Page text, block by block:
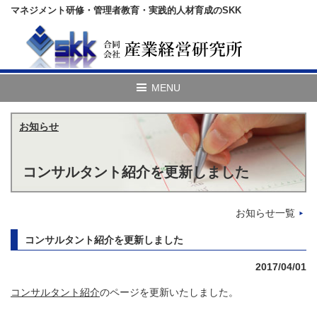
マネジメント研修・管理者教育・実践的人材育成のSKK
お知らせ
コンサルタント紹介を更新しました
お知らせ一覧
コンサルタント紹介を更新しました
2017/04/01
コンサルタント紹介のページを更新いたしました。